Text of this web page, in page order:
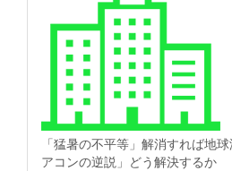
「猛暑の不平等」解消すれば地
アコンの逆説」どう解決するか